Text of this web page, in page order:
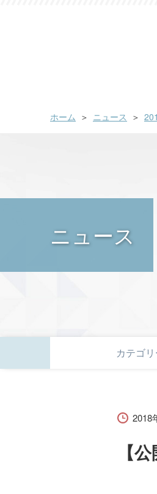
ホーム ニュース
ニュース
カテゴ
2018
【